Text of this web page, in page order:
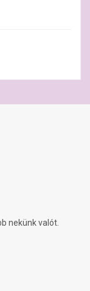
nekünk valót.